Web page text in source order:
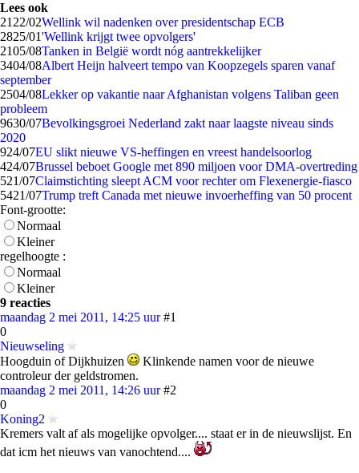
Lees ook
21 22/02Wellink wil nadenken over presidentschap ECB
2825/01'Wellink krijgt twee opvolgers'
2105/08Tanken in België wordt nóg aantrekkelijker
3404/08Albert Heijn halveert tempo van Koopzegels sparen vanaf
september
2504/08Lekker op vakantie naar Afghanistan volgens Taliban geen
probleem
9630/07Bevolkingsgroei Nederland zakt naar laagste niveau sinds
2020
924/07EU slikt nieuwe VS-heffingen en vreest handelsoorlog
424/07Brussel beboet Google met 890 miljoen voor DMA-overtreding
521/07Claimstichting sleept ACM voor rechter om Flexenergie-fiasco
5421/07Trump treft Canada met nieuwe invoerheffing van 50 procent
Font-grootte:
Normaal
Kleiner
regelhoogte :
Normaal
Kleiner
9 reacties
maandag 2 mei 2011, 14:25 uur #1
0
Nieuwseling
Hoogduin of Dijkhuizen
Klinkende namen voor de nieuwe
controleur der geldstromen.
maandag 2 mei 2011, 14:26 uur #2
0
Koning2
Kremers valt af als mogelijke opvolger.... staat er in de nieuwslijst. En
dat icm het nieuws van vanochtend....